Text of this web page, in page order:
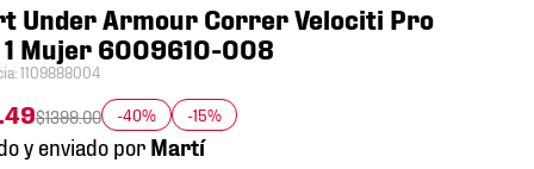
Under Armour Correr Velociti Pro
1 Mujer 6009610-008
:1109888004
.49$1399.00 -40% -15%
y enviado por